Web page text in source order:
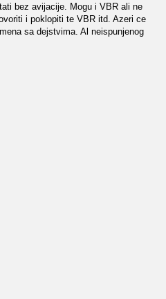
bez avijacije. Mogu i VBR ali ne
i poklopiti te VBR itd. Azeri ce
sa dejstvima. Al neispunjenog